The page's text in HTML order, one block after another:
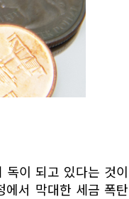
이 되고 있다는 것이
에서 막대한 세금 폭탄